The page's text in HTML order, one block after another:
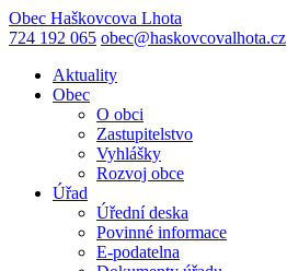
Obec Haškovcova Lhota
724 192 065 obec@haskovcovalhota.cz
Aktuality
Obec
O obci
Zastupitelstvo
Vyhlášky
Rozvoj obce
Úřad
Úřední deska
Povinné informace
E-podatelna